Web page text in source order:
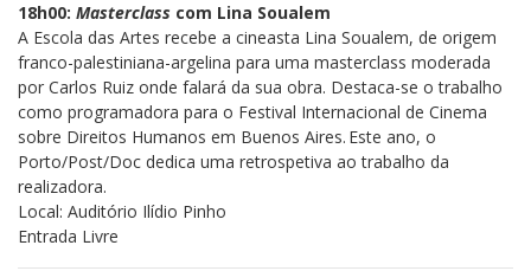
18h00: Masterclass com Lina Soualem
A Escola das Artes recebe a cineasta Lina Soualem, de origem
franco-palestiniana-argelina para uma masterclass moderada
por Carlos Ruiz onde falará da sua obra. Destaca-se o trabalho
como programadora para o Festival Internacional de Cinema
sobre Direitos Humanos em Buenos Aires. Este ano, o
Porto/Post/Doc dedica uma retrospetiva ao trabalho da
realizadora.
Local: Auditório Ilídio Pinho
Entrada Livre